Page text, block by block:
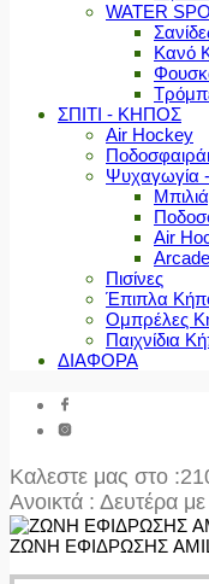
WATER
Κανό
ΣΠΙΤΙ - ΚΗΠΟΣ
Air Hockey
Ψυχαγωγία -
Air
Arcade
Πισίνες
Έπιπλα
Ομπρέλες
Παιχνίδια
ΔΙΑΦΟΡΑ
Καλεστε μας στο
Ανοικτά : Δευτέρα
ΖΩΝΗ ΕΦΙΔΡΩΣΗΣ